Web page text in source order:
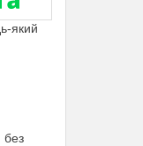
який
без